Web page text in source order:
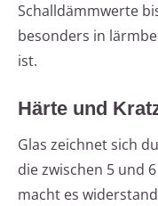
Schalldämmwerte
besonders in
ist.
Härte und
Glas zeichnet sich
die zwischen 5 und
macht es